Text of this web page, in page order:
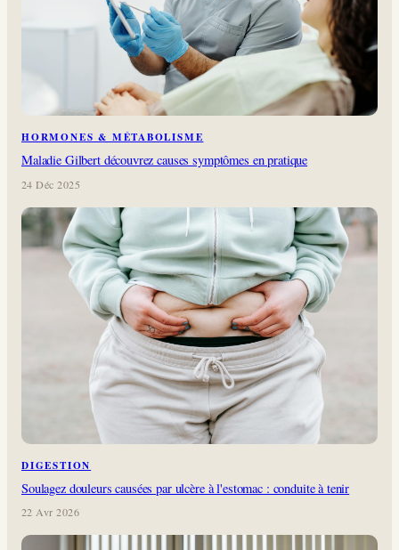
HORMONES & MÉTABOLISME
Maladie Gilbert découvrez causes symptômes en pratique
24 Déc 2025
DIGESTION
Soulagez douleurs causées par ulcère à l'estomac : conduite à tenir
22 Avr 2026